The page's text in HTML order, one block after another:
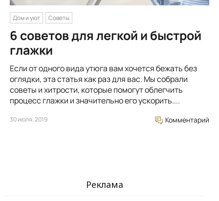
Дом и уют Советы
6 советов для легкой и быстрой
глажки
Если от одного вида утюга вам хочется бежать без
оглядки, эта статья как раз для вас. Мы собрали
советы и хитрости, которые помогут облегчить
процесс глажки и значительно его ускорить....
30 июля, 2019 Комментарий
Реклама